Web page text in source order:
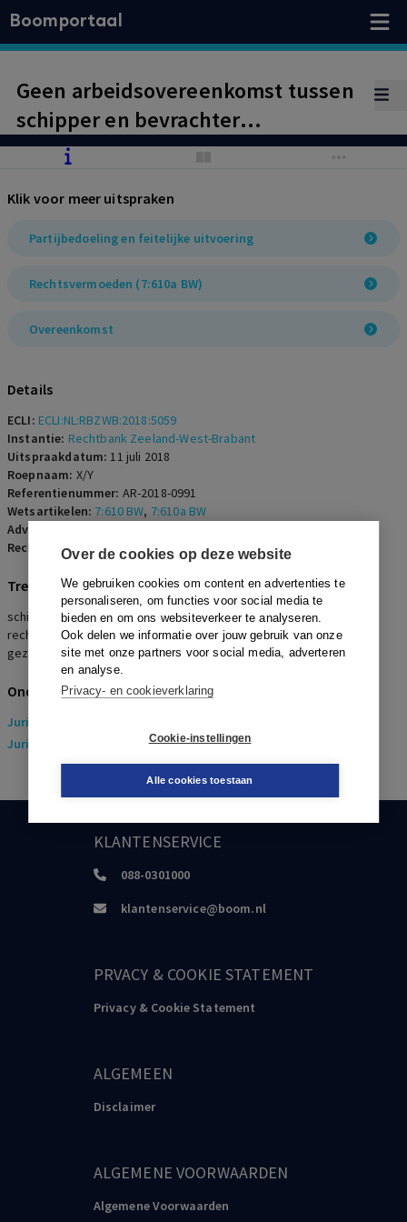
Over de cookies op deze website
We gebruiken cookies om content en advertenties te
personaliseren, om functies voor social media te
bieden en om ons websiteverkeer te analyseren.
Ook delen we informatie over jouw gebruik van onze
site met onze partners voor social media, adverteren
en analyse.
Privacy- en cookieverklaring
Cookie-instellingen
Alle cookies toestaan
Boomportaal
Geen arbeidsovereenkomst tussen
schipper en bevrachter
binnenvaartschepen. Laatste heeft
BW effectief ontzenuwd.
Klik voor meer uitspraken
Partijbedoeling en feitelijke uitvoering
Rechtsvermoeden (7:610a BW)
Overeenkomst
Details
ECLI: ECLI:NL:RBZWB:2018:5059
Instantie: Rechtbank Zeeland-West-Brabant
Uitspraakdatum:11 juli 2018
Roepnaam: X/Y
Referentienummer: AR-2018-0991
Wetsartikelen: 7:610 BW, 7:610a BW
Advocaten:
Rechters:A.G.M. Zander
Trefwoorden
schipper, arbeidsovereenkomst, essentiala, Groen/Schoevers,
rechtsvermoeden, Haviltex, partijbedoeling, feitelijke uitvoering,
gezagsverhouding, overeenkomst van opdracht
Onderwerpen
Juridisch
Juridisch
> Sociaal Zekerheidsrecht
KLANTENSERVICE
088-0301000
klantenservice@boom.nl
PRVACY & COOKIE STATEMENT
Privacy & Cookie Statement
ALGEMEEN
Disclaimer
ALGEMENE VOORWAARDEN
Algemene Voorwaarden